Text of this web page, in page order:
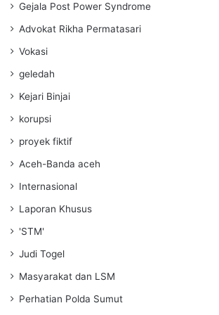
Gejala Post Power Syndrome
Advokat Rikha Permatasari
Vokasi
geledah
Kejari Binjai
korupsi
proyek fiktif
Aceh-Banda aceh
Internasional
Laporan Khusus
'STM'
Judi Togel
Masyarakat dan LSM
Perhatian Polda Sumut